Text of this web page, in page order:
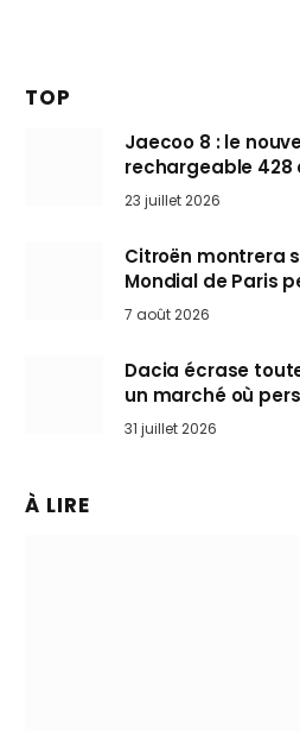
TOP
Jaecoo 8 : le
rechargeable 428
arrive en Europe
23 juillet 2026
Citroën montrera
Mondial de Paris
Mini désertent le
7 août 2026
Dacia écrase
un marché où
31 juillet 2026
À LIRE